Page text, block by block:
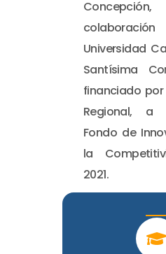
Universidad
Santísima
financiado
Regional, a
Fondo de
la
2021.